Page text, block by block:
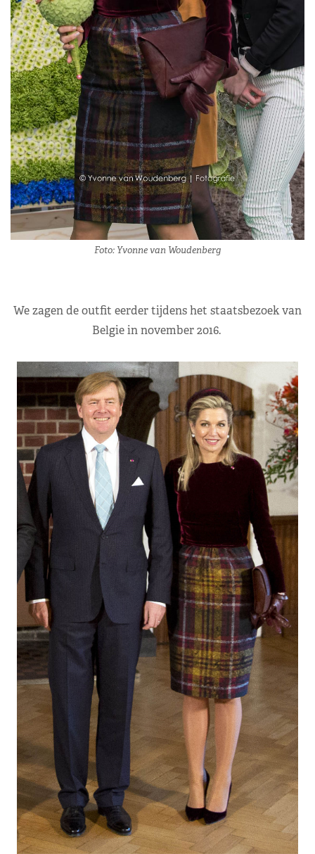
Foto: Yvonne van Woudenberg
We zagen de outfit eerder tijdens het staatsbezoek van
Belgie in november 2016.